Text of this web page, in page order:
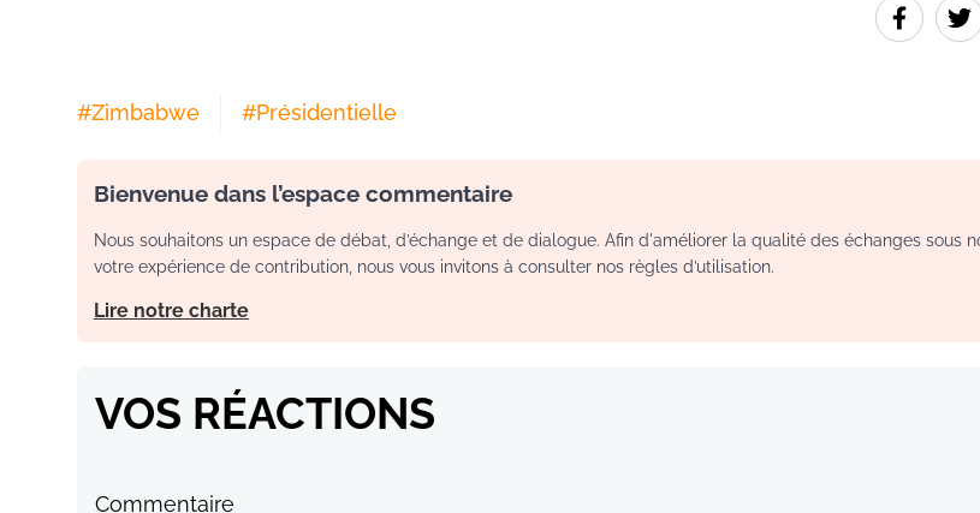
#Zimbabwe #Présidentielle
Bienvenue dans l’espace commentaire
Nous souhaitons un espace de débat, d’échange et de dialogue. Afin d'améliorer la qualité des échanges sous
votre expérience de contribution, nous vous invitons à consulter nos règles d’utilisation.
Lire notre charte
VOS RÉACTIONS
Commentaire